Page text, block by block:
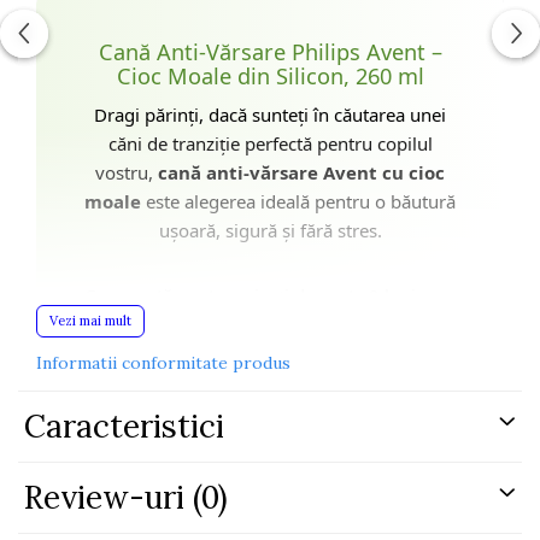
Cană Anti-Vărsare Philips Avent –
Cioc Moale din Silicon, 260 ml
Dragi părinți, dacă sunteți în căutarea unei
căni de tranziție perfectă pentru copilul
vostru, cană anti-vărsare Avent cu cioc
moale este alegerea ideală pentru o băutură
ușoară, sigură și fără stres.
această cană le oferă libertate și autonomie
în timp ce învață să bea singuri. Datorită
vărsare, copilul tău poate bea în siguranță,
fără să se ude și fără risipă.
✔ Beneficiile
Vezi mai mult
Informatii conformitate produs
Caracteristici
Review-uri (0)